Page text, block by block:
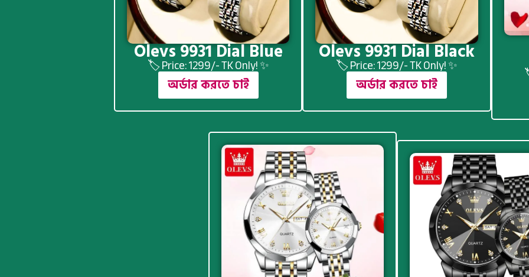
Olevs 9931 Dial Blue
🏷️ Price: 1299/- TK Only! ✨
অর্ডার করতে চাই
Olevs 9931 Dial Black
🏷️ Price: 1299/- TK Only! ✨
অর্ডার করতে চাই